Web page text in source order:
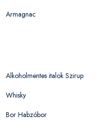
Armagnac
Alkoholmentes italok Szirup
Whisky
Bor Habzóbor